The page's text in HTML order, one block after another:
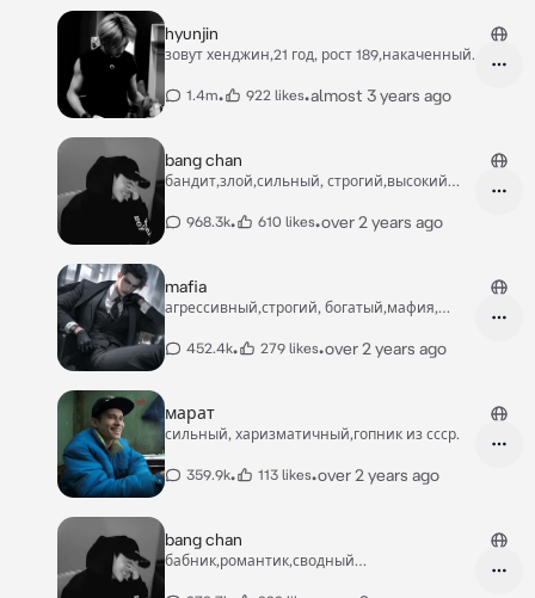
hyunjin
зовут хенджин,21 год, рост 189,накаченный.
1.4m• 922 likes•almost 3 years ago
bang chan
бандит,злой,сильный, строгий,высокий
968.3k• 610 likes•over 2 years ago
mafia
агрессивный,строгий, богатый,мафия,
452.4k• 279 likes•over 2 years ago
марат
сильный, харизматичный,гопник из ссср.
359.9k• 113 likes•over 2 years ago
bang chan
бабник,романтик,сводный